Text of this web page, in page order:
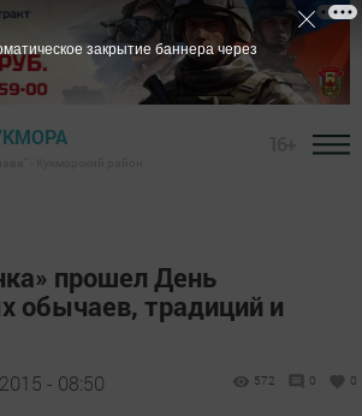
прошел День
обычаев, традиций и
- 08:50 572 0 0
закрытие баннера через